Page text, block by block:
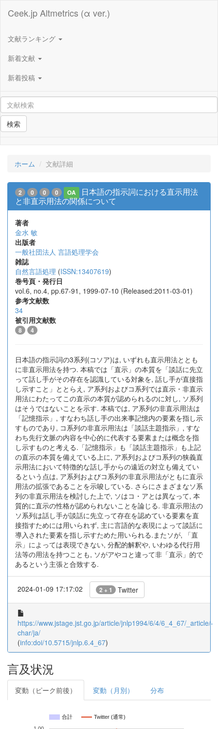
Ceek.jp Altmetrics (α ver.)
文献ランキング
新着文献
新着投稿
検索
ホーム 文献詳細
2 0 0 0 OA
日本語の指示詞における直示用法
と非直示用法の関係について
著者
金水 敏
出版者
一般社団法人 言語処理学会
雑誌
自然言語処理 (ISSN:13407619)
巻号頁・発行日
vol.6, no.4, pp.67-91, 1999-07-10 (Released:2011-03-01)
参考文献数
34
被引用文献数
8 4
日本語の指示詞の3系列(コソア)は, いずれも直示用法ととも
に非直示用法を持つ. 本稿では「直示」の本質を「談話に先立
って話し手がその存在を認識している対象を, 話し手が直接指
し示すこと」ととらえ, ア系列およびコ系列では直示・非直示
用法にわたってこの直示の本質が認められるのに対し, ソ系列
はそうではないことを示す. 本稿では, ア系列の非直示用法は
「記憶指示」, すなわち話し手の出来事記憶内の要素を指し示
すものであり, コ系列の非直示用法は「談話主題指示」, すな
わち先行文脈の内容を中心的に代表する要素または概念を指
し示すものと考える.「記憶指示」も「談話主題指示」も上記
の直示の本質を備えている上に, ア系列およびコ系列の狭義直
示用法において特徴的な話し手からの遠近の対立も備えてい
るという点は, ア系列およびコ系列の非直示用法がともに直示
用法の拡張であることを示唆している. さらにさまざまなソ系
列の非直示用法を検討した上で, ソはコ・アとは異なって, 本
質的に直示の性格が認められないことを論じる. 非直示用法の
ソ系列は話し手が談話に先立って存在を認めている要素を直
接指すためには用いられず, 主に言語的な表現によって談話に
導入された要素を指し示すためた用いられる.またソが, 「直
示」によっては表現できない, 分配的解釈や, いわゆる代行用
法等の用法を持つことも, ソがアやコと違って非「直示」的で
あるという主張と合致する.
2024-01-09 17:17:02 2 + 1 Twitter
https://www.jstage.jst.go.jp/article/jnlp1994/6/4/6_4_67/_article/-
char/ja/
(info:doi/10.5715/jnlp.6.4_67)
言及状況
変動（ピーク前後） 変動（月別） 分布
合計 Twitter (通常)